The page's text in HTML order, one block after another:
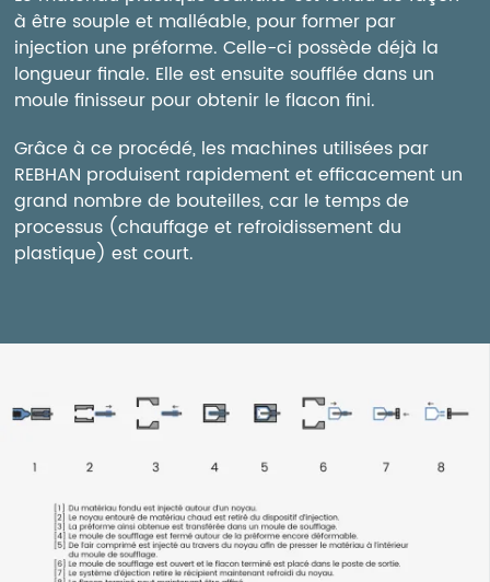
à être souple et malléable, pour former par
injection une préforme. Celle-ci possède déjà la
longueur finale. Elle est ensuite soufflée dans un
moule finisseur pour obtenir le flacon fini.
Grâce à ce procédé, les machines utilisées par
REBHAN produisent rapidement et efficacement un
grand nombre de bouteilles, car le temps de
processus (chauffage et refroidissement du
plastique) est court.